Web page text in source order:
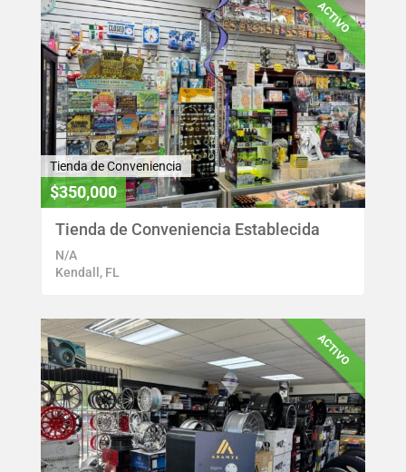
ACTIVO
Tienda de Conveniencia
$350,000
Tienda de Conveniencia Establecida
N/A
Kendall, FL
ACTIVO